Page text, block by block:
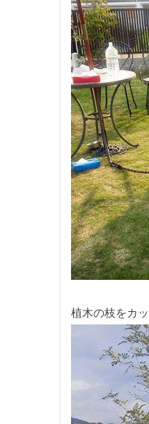
植木の枝をカ